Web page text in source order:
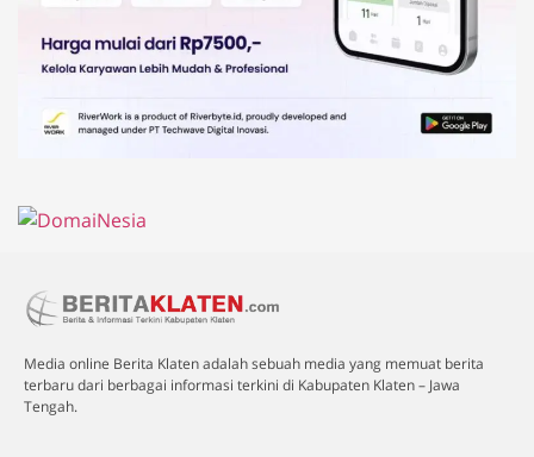
Media online Berita Klaten adalah sebuah media yang memuat berita
terbaru dari berbagai informasi terkini di Kabupaten Klaten – Jawa
Tengah.